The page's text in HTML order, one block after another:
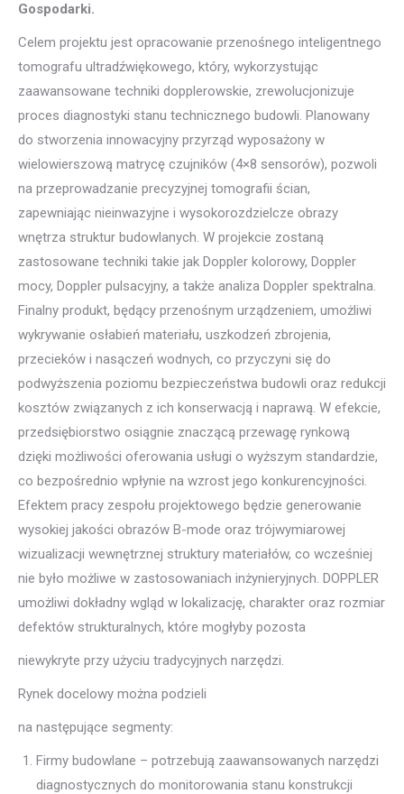
Gospodarki.
Celem projektu jest opracowanie przenośnego inteligentnego
tomografu ultradźwiękowego, który, wykorzystując
zaawansowane techniki dopplerowskie, zrewolucjonizuje
proces diagnostyki stanu technicznego budowli. Planowany
do stworzenia innowacyjny przyrząd wyposażony w
wielowierszową matrycę czujników (4×8 sensorów), pozwoli
na przeprowadzanie precyzyjnej tomografii ścian,
zapewniając nieinwazyjne i wysokorozdzielcze obrazy
wnętrza struktur budowlanych. W projekcie zostaną
zastosowane techniki takie jak Doppler kolorowy, Doppler
mocy, Doppler pulsacyjny, a także analiza Doppler spektralna.
Finalny produkt, będący przenośnym urządzeniem, umożliwi
wykrywanie osłabień materiału, uszkodzeń zbrojenia,
przecieków i nasączeń wodnych, co przyczyni się do
podwyższenia poziomu bezpieczeństwa budowli oraz redukcji
kosztów związanych z ich konserwacją i naprawą. W efekcie,
przedsiębiorstwo osiągnie znaczącą przewagę rynkową
dzięki możliwości oferowania usługi o wyższym standardzie,
co bezpośrednio wpłynie na wzrost jego konkurencyjności.
Efektem pracy zespołu projektowego będzie generowanie
wysokiej jakości obrazów B-mode oraz trójwymiarowej
wizualizacji wewnętrznej struktury materiałów, co wcześniej
nie było możliwe w zastosowaniach inżynieryjnych. DOPPLER
umożliwi dokładny wgląd w lokalizację, charakter oraz rozmiar
defektów strukturalnych, które mogłyby pozosta
niewykryte przy użyciu tradycyjnych narzędzi.
Rynek docelowy można podzieli
na następujące segmenty:
Firmy budowlane – potrzebują zaawansowanych narzędzi
diagnostycznych do monitorowania stanu konstrukcji